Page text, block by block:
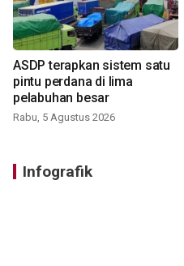
ASDP terapkan sistem satu
pintu perdana di lima
pelabuhan besar
Rabu, 5 Agustus 2026
Infografik